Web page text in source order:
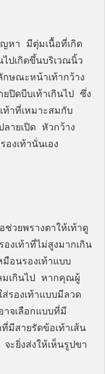
หา มีตุ่มเนื้อที่เกิด
ไปเกิดขึ้นบริเวณนิ้ว
กษณะหน้าเท้ากว้าง
ปิดบีบเท้าเกินไป ซึ่ง
ท้าที่เหมาะสมกับ
ายเปิด หัวกว้าง
งเท้านั่นเอง
ช่วยพรางตาให้เท้าดู
งเท้าที่ไม่สูงมากเกิน
อนรองเท้าแบบ
มเกินไป หากคุณผู้
รองเท้าแบบมีลวด
จเลือกแบบที่มี
มีสายรัดข้อเท้าเส้น
ะยิ่งส่งให้เห็นรูปขา